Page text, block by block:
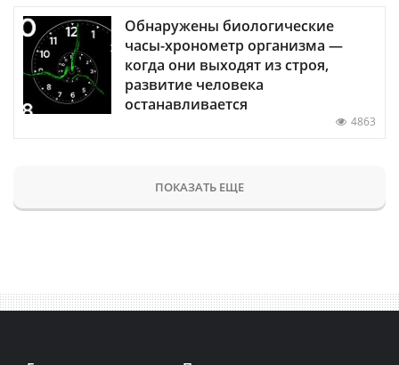
Обнаружены биологические
часы-хронометр организма —
когда они выходят из строя,
развитие человека
останавливается
4863
ПОКАЗАТЬ ЕЩЕ